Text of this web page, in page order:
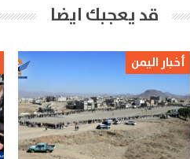
قد يعجبك ايضا
أخبار اليمن